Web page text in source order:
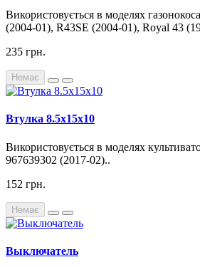
Використовується в моделях
(2004-01), R43SE (2004-01), Royal 43
235 грн.
Немає
Втулка 8.5x15x10
Використовується в моделях
967639302 (2017-02)..
152 грн.
Немає
Выключатель